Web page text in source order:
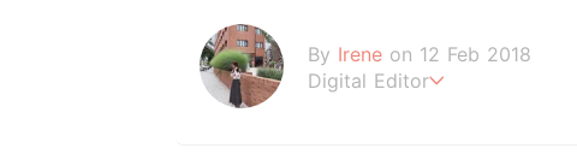
By Irene on 12 Feb 2018
Digital Editor